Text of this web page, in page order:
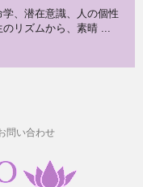
、潜在意識、人の個性
リズムから、素晴 ...
問い合わせ